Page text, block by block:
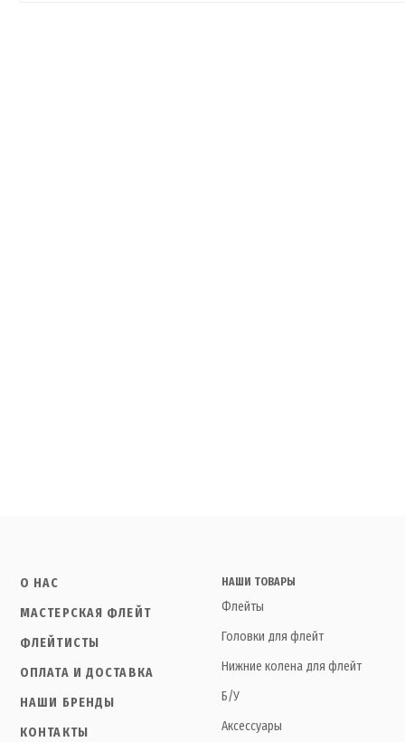
О НАС
МАСТЕРСКАЯ ФЛЕЙТ
ФЛЕЙТИСТЫ
ОПЛАТА И ДОСТАВКА
НАШИ БРЕНДЫ
КОНТАКТЫ
НАШИ ТОВАРЫ
Флейты
Головки для флейт
Нижние колена для флейт
Б/У
Аксессуары